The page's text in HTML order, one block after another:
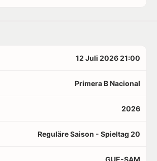
12 Juli 2026 21:00
Primera B Nacional
2026
Reguläre Saison - Spieltag 20
GUE-SAM